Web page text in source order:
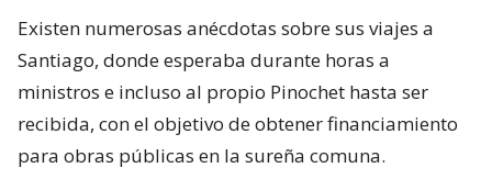
Existen numerosas anécdotas sobre sus viajes a
Santiago, donde esperaba durante horas a
ministros e incluso al propio Pinochet hasta ser
recibida, con el objetivo de obtener financiamiento
para obras públicas en la sureña comuna.